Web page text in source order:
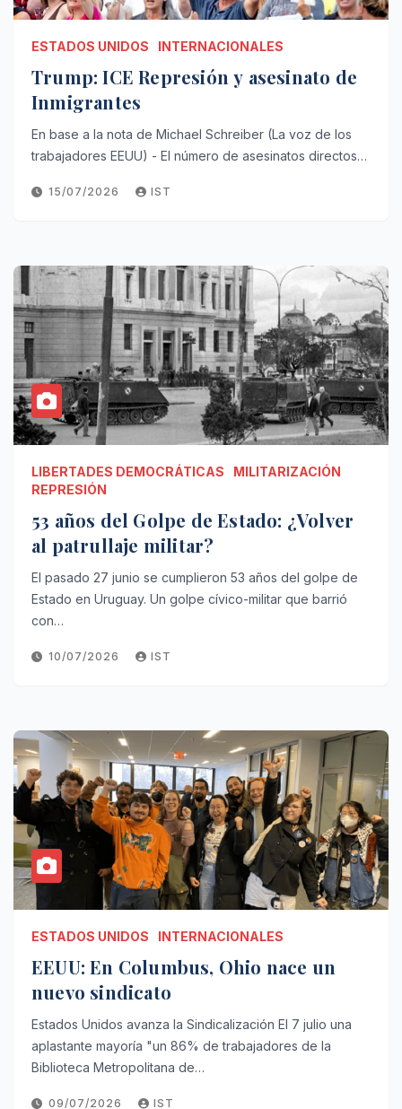
ESTADOS UNIDOS INTERNACIONALES
Trump: ICE Represión y asesinato de
Inmigrantes
En base a la nota de Michael Schreiber (La voz de los
trabajadores EEUU) - El número de asesinatos directos…
15/07/2026 IST
LIBERTADES DEMOCRÁTICAS
MILITARIZACIÓN
REPRESIÓN
53 años del Golpe de Estado: ¿Volver
al patrullaje militar?
El pasado 27 junio se cumplieron 53 años del golpe de
Estado en Uruguay. Un golpe cívico-militar que barrió
con…
10/07/2026 IST
ESTADOS UNIDOS INTERNACIONALES
EEUU: En Columbus, Ohio nace un
nuevo sindicato
Estados Unidos avanza la Sindicalización El 7 julio una
aplastante mayoría "un 86% de trabajadores de la
Biblioteca Metropolitana de…
09/07/2026 IST